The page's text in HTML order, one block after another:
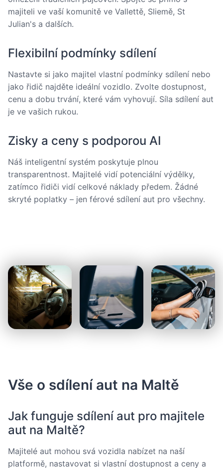
majiteli ve vaší komunitě ve Vallettě, Sliemě, St
Julian's a dalších.
Flexibilní podmínky sdílení
Nastavte si jako majitel vlastní podmínky sdílení nebo
jako řidič najděte ideální vozidlo. Zvolte dostupnost,
cenu a dobu trvání, které vám vyhovují. Síla sdílení aut
je ve vašich rukou.
Zisky a ceny s podporou AI
Náš inteligentní systém poskytuje plnou
transparentnost. Majitelé vidí potenciální výdělky,
zatímco řidiči vidí celkové náklady předem. Žádné
skryté poplatky – jen férové sdílení aut pro všechny.
Vše o sdílení aut na Maltě
Jak funguje sdílení aut pro majitele
aut na Maltě?
Majitelé aut mohou svá vozidla nabízet na naší
platformě, nastavovat si vlastní dostupnost a ceny a